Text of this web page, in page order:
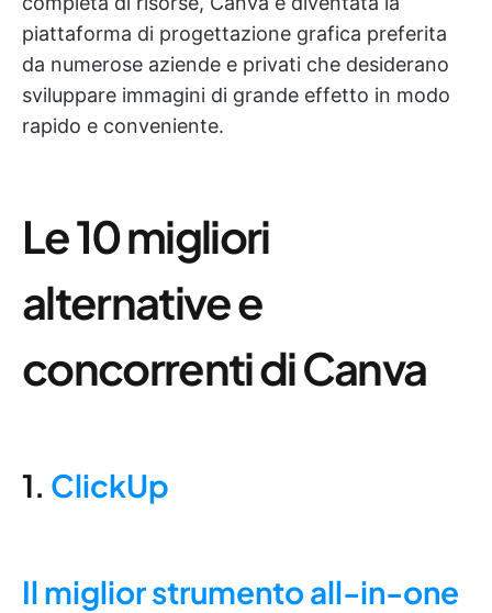
piattaforma di progettazione grafica preferita
da numerose aziende e privati che desiderano
sviluppare immagini di grande effetto in modo
rapido e conveniente.
Le 10 migliori
alternative e
concorrenti di Canva
1. ClickUp
Il miglior strumento all-in-one